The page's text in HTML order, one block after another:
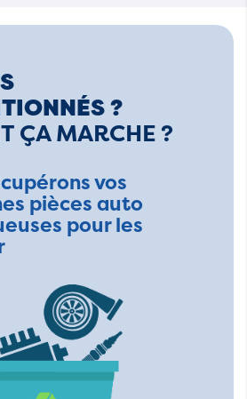
?
ÇA MARCHE ?
vos
pièces auto
pour les